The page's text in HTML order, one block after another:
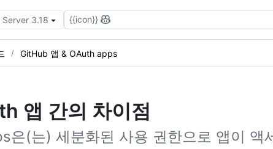
3.18 {{icon}}
GitHub 앱 & OAuth apps
앱 간의 차이점
은(는) 세분화된 사용 권한으로 앱이 액